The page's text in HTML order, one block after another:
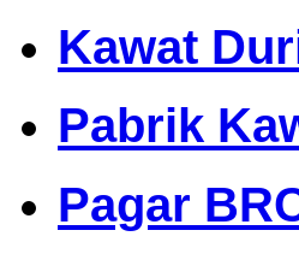
Kawat
Pabrik
Pagar